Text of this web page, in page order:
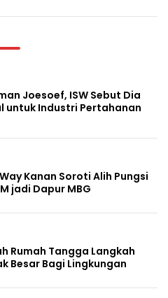
Joesoef, ISW Sebut Dia
untuk Industri Pertahanan
Kanan Soroti Alih Pungsi
jadi Dapur MBG
Rumah Tangga Langkah
Besar Bagi Lingkungan